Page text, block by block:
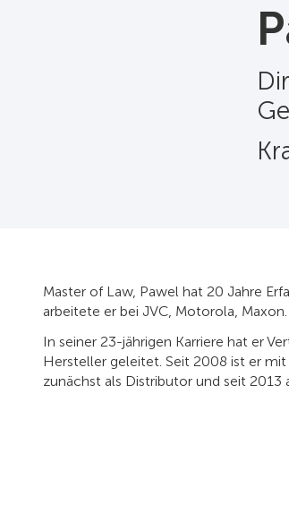
Master of Law, Pawel hat 20 Jahre
arbeitete er bei JVC, Motorola, Maxon.
In seiner 23-jährigen Karriere hat er
Hersteller geleitet. Seit 2008 ist er
zunächst als Distributor und seit